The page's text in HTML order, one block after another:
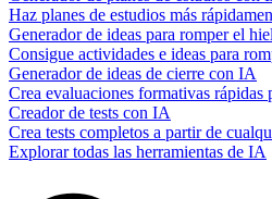
Haz planes de estudios más
Generador de ideas para romper el
Consigue actividades e ideas para
Generador de ideas de cierre con IA
Crea evaluaciones formativas rápidas
Creador de tests con IA
Crea tests completos a partir de
Explorar todas las herramientas de IA